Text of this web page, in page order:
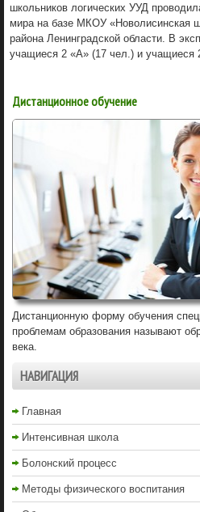
школьников логических УУД
мира на базе МКОУ «Новолисинская
района Ленинградской области. В
учащиеся 2 «А» (17 чел.) и учащиеся
Дистанционное обучение
Дистанционную форму обучения
проблемам образования называют
века.
НАВИГАЦИЯ
Главная
Интенсивная школа
Болонский процесс
Методы физического воспитания